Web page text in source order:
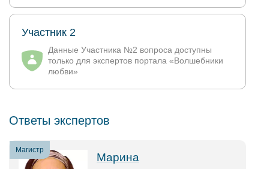
Участник 2
Данные Участника №2 вопроса доступны
только для экспертов портала «Волшебники
любви»
Ответы экспертов
Магистр
Марина